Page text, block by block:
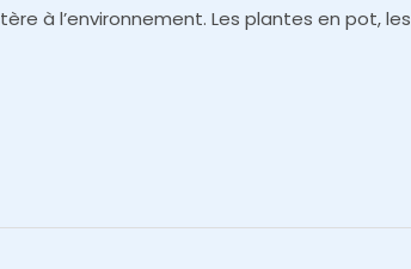
à l’environnement. Les plantes en pot, les